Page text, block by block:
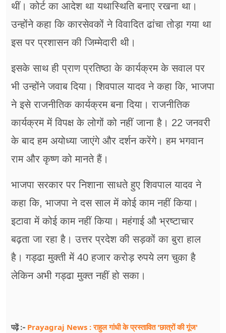
थीं। कोर्ट का आदेश था यथास्थिति बनाए रखना था।
उन्होंने कहा कि कारसेवकों ने विवादित ढांचा तोड़ा गया था
इस पर प्रशासन की जिम्मेदारी थी।
इसके साथ ही प्राण प्रतिष्ठा के कार्यक्रम के सवाल पर
भी उन्होंने जवाब दिया। शिवपाल यादव ने कहा कि, भाजपा
ने इसे राजनीतिक कार्यक्रम बना दिया। राजनीतिक
कार्यक्रम में विपक्ष के लोगों को नहीं जाना है। 22 जनवरी
के बाद हम अयोध्या जाएंगे और दर्शन करेंगे। हम भगवान
राम और कृष्ण को मानते हैं।
भाजपा सरकार पर निशाना साधते हुए शिवपाल यादव ने
कहा कि, भाजपा ने दस साल में कोई काम नहीं किया।
इटावा में कोई काम नहीं किया। महंगाई औ भ्रष्टाचार
बढ़ता जा रहा है। उत्तर प्रदेश की सड़कों का बुरा हाल
है। गड्ढा मुक्ती में 40 हजार करोड़ रुपये लग चुका है
लेकिन अभी गड्ढा मुक्त नहीं हो सका।
पढ़ें :- Prayagraj News : राहुल गांधी के प्रस्तावित 'छात्रों की गूंज'